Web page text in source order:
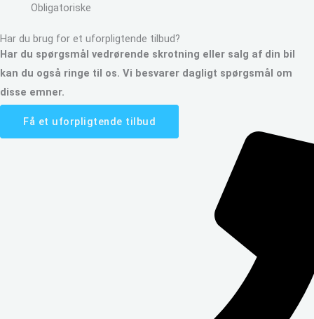
Obligatoriske
Har du brug for et uforpligtende tilbud?
Har du spørgsmål vedrørende skrotning eller salg af din bil
kan du også ringe til os. Vi besvarer dagligt spørgsmål om
disse emner.
Få et uforpligtende tilbud